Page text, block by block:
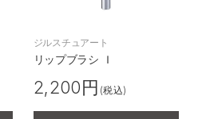
ジルスチュアート
リップブラシ Ｉ
2,200円 (税込)